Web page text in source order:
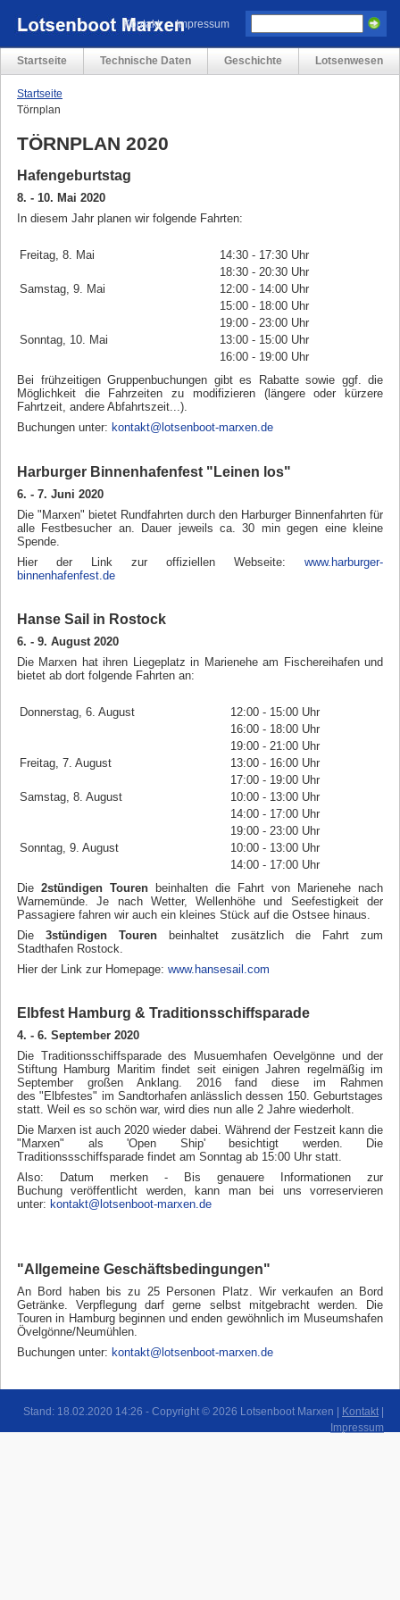
Kontakt Impressum
Navigation
Startseite Technische Daten Geschichte Lotsenwesen
Startseite
Törnplan
TÖRNPLAN 2020
Hafengeburtstag
8. - 10. Mai 2020
In diesem Jahr planen wir folgende Fahrten:
Freitag, 8. Mai
14:30 - 17:30 Uhr
18:30 - 20:30 Uhr
Samstag, 9. Mai
12:00 - 14:00 Uhr
15:00 - 18:00 Uhr
19:00 - 23:00 Uhr
Sonntag, 10. Mai
13:00 - 15:00 Uhr
16:00 - 19:00 Uhr
Bei frühzeitigen Gruppenbuchungen gibt es Rabatte sowie ggf. die
Möglichkeit die Fahrzeiten zu modifizieren (längere oder kürzere
Fahrtzeit, andere Abfahrtszeit...).
Buchungen unter: kontakt@lotsenboot-marxen.de
Harburger Binnenhafenfest "Leinen los"
6. - 7. Juni 2020
Die "Marxen" bietet Rundfahrten durch den Harburger Binnenfahrten für
alle Festbesucher an. Dauer jeweils ca. 30 min gegen eine kleine
Spende.
Hier der Link zur offiziellen Webseite: www.harburger-
binnenhafenfest.de
Hanse Sail in Rostock
6. - 9. August 2020
Die Marxen hat ihren Liegeplatz in Marienehe am Fischereihafen und
bietet ab dort folgende Fahrten an:
Donnerstag, 6. August
12:00 - 15:00 Uhr
16:00 - 18:00 Uhr
19:00 - 21:00 Uhr
Freitag, 7. August
13:00 - 16:00 Uhr
17:00 - 19:00 Uhr
Samstag, 8. August
10:00 - 13:00 Uhr
14:00 - 17:00 Uhr
19:00 - 23:00 Uhr
Sonntag, 9. August
10:00 - 13:00 Uhr
14:00 - 17:00 Uhr
Die 2stündigen Touren beinhalten die Fahrt von Marienehe nach
Warnemünde. Je nach Wetter, Wellenhöhe und Seefestigkeit der
Passagiere fahren wir auch ein kleines Stück auf die Ostsee hinaus.
Die3stündigen Touren beinhaltet zusätzlich die Fahrt zum
Stadthafen Rostock.
Hier der Link zur Homepage: www.hansesail.com
Elbfest Hamburg & Traditionsschiffsparade
4. - 6. September 2020
Die Traditionsschiffsparade des Musuemhafen Oevelgönne und der
Stiftung Hamburg Maritim findet seit einigen Jahren regelmäßig im
September großen Anklang. 2016 fand diese im Rahmen
des "Elbfestes" im Sandtorhafen anlässlich dessen 150. Geburtstages
statt. Weil es so schön war, wird dies nun alle 2 Jahre wiederholt.
Die Marxen ist auch 2020 wieder dabei. Während der Festzeit kann die
"Marxen" als 'Open Ship' besichtigt werden. Die
Traditionssschiffsparade findet am Sonntag ab 15:00 Uhr statt.
Also: Datum merken - Bis genauere Informationen zur
Buchung veröffentlicht werden, kann man bei uns vorreservieren
unter: kontakt@lotsenboot-marxen.de
"Allgemeine Geschäftsbedingungen"
An Bord haben bis zu 25 Personen Platz. Wir verkaufen an Bord
Getränke. Verpflegung darf gerne selbst mitgebracht werden. Die
Touren in Hamburg beginnen und enden gewöhnlich im Museumshafen
Övelgönne/Neumühlen.
Buchungen unter: kontakt@lotsenboot-marxen.de
Stand: 18.02.2020 14:26 - Copyright © 2026 Lotsenboot Marxen | Kontakt |
Impressum